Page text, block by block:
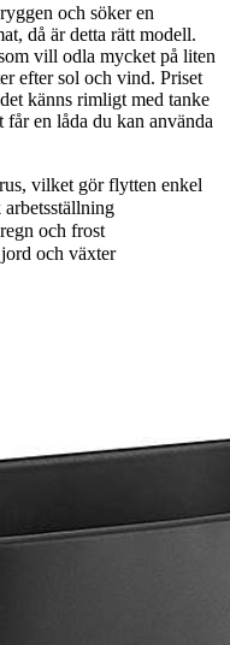
och söker en
då är detta rätt modell.
vill odla mycket på liten
efter sol och vind. Priset
känns rimligt med tanke
en låda du kan använda
vilket gör flytten enkel
och frost
och växter